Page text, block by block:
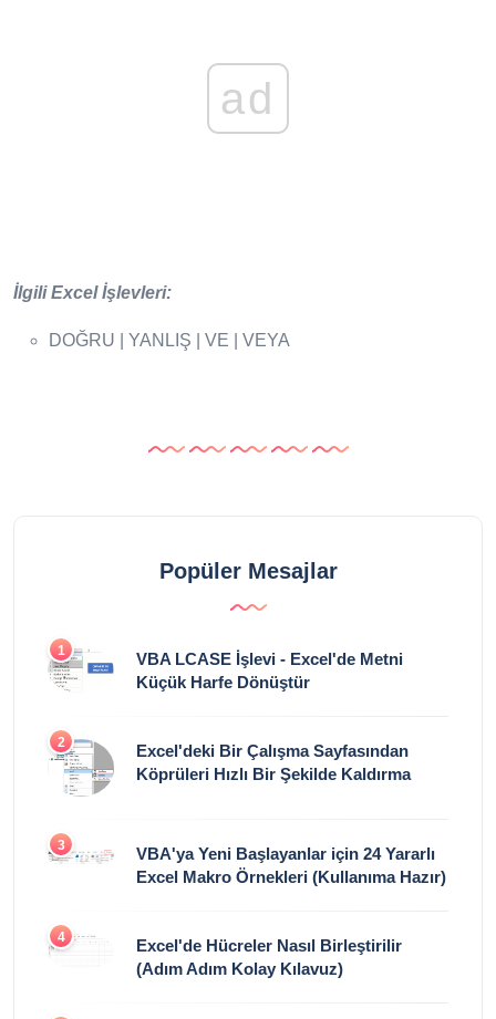
ad
İlgili Excel İşlevleri:
DOĞRU | YANLIŞ | VE | VEYA
Popüler Mesajlar
1
VBA LCASE İşlevi - Excel'de Metni
Küçük Harfe Dönüştür
2
Excel'deki Bir Çalışma Sayfasından
Köprüleri Hızlı Bir Şekilde Kaldırma
3
VBA'ya Yeni Başlayanlar için 24 Yararlı
Excel Makro Örnekleri (Kullanıma Hazır)
4
Excel'de Hücreler Nasıl Birleştirilir
(Adım Adım Kolay Kılavuz)